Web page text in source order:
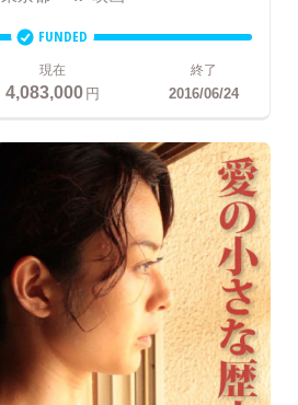
FUNDED
現在
4,083,000円
終了
2016/06/24